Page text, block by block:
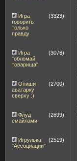
Игра
говорить
только
правду
(3323)
Игра
"обломай
товарища"
(3076)
Опиши
аватарку
сверху :)
(2700)
Флуд
смайлами!
(2699)
Игрулька
"Ассоциации"
(2519)